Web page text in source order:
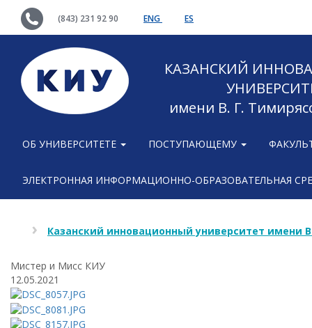
(843) 231 92 90 ENG ES
КАЗАНСКИЙ
имени В. Г.
ОБ УНИВЕРСИТЕТЕ ПОСТУПАЮЩЕМУ
ЭЛЕКТРОННАЯ ИНФОРМАЦИОННО-ОБРАЗОВАТЕЛЬНАЯ
Казанский инновационный университет имени
Мистер и Мисс КИУ
12.05.2021